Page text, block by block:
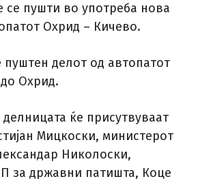
се пушти во употреба нова
Охрид – Кичево.
пуштен делот од автопатот
Охрид.
ќе присутвуваат
Мицкоски, министерот
Николоски,
за државни патишта, Коце